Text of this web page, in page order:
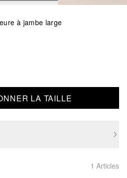
à jambe large
LA TAILLE
1 Articles